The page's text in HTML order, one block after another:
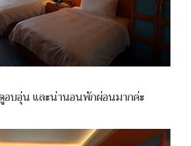
อบอุ่น และน่านอนพักผ่อนมากค่ะ